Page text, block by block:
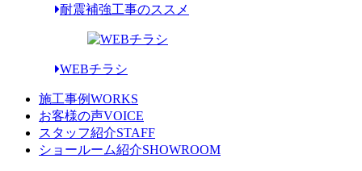
耐震補強工事のススメ
WEBチラシ
施工事例WORKS
お客様の声VOICE
スタッフ紹介STAFF
ショールーム紹介SHOWROOM